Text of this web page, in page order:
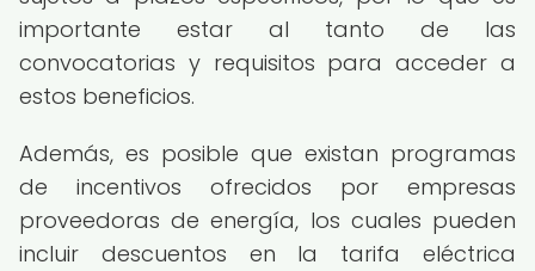
importante estar al tanto de las
convocatorias y requisitos para acceder a
estos beneficios.
Además, es posible que existan programas
de incentivos ofrecidos por empresas
proveedoras de energía, los cuales pueden
incluir descuentos en la tarifa eléctrica